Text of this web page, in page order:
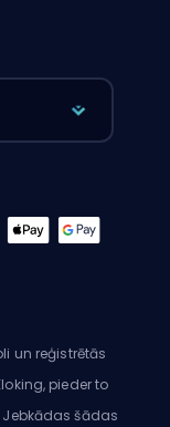
un reģistrētās
pieder to
šādas